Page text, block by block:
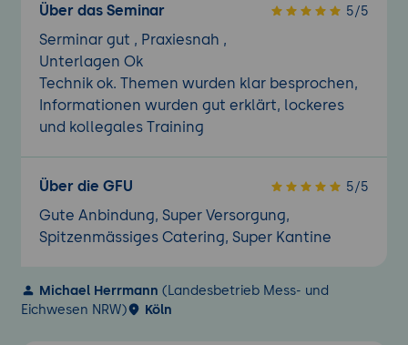
Über das Seminar 5/5
Serminar gut , Praxiesnah ,
Unterlagen Ok
Technik ok. Themen wurden klar besprochen,
Informationen wurden gut erklärt, lockeres
und kollegales Training
Über die GFU 5/5
Gute Anbindung, Super Versorgung,
Spitzenmässiges Catering, Super Kantine
Michael Herrmann (Landesbetrieb Mess- und
Eichwesen NRW)
Köln